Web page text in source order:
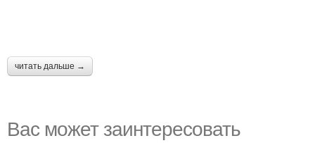
читать дальше →
Вас может заинтересовать